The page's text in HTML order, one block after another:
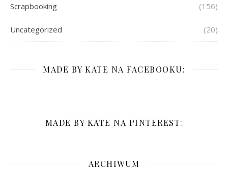
Scrapbooking (156)
Uncategorized (20)
MADE BY KATE NA FACEBOOKU:
MADE BY KATE NA PINTEREST:
ARCHIWUM